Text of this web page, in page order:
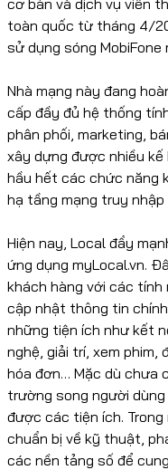
toàn quốc từ tháng 4/
sử dụng sóng
Nhà mạng này đang
cấp đầy đủ hệ thống
phân phối, marketing,
xây dựng được nhiều
hầu hết các chức năng
hạ tầng mạng truy nhập
Hiện nay, Local đẩy
ứng dụng myLocal.vn.
khách hàng với các tính
cập nhật thông tin
những tiện ích như kết
nghệ, giải trí, xem
hóa đơn… Mặc dù chưa
trường song người
được các tiện ích.
chuẩn bị về kỹ thuật,
các nền tảng số để